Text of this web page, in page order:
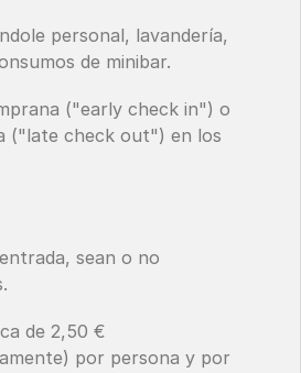
personal, lavandería,
de minibar.
("early check in") o
("late check out") en los
sean o no
de 2,50 €
por persona y por